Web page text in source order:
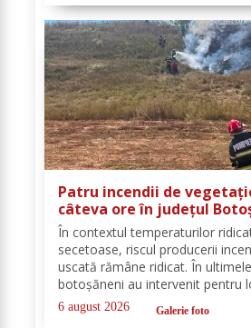
Patru incendii de
câteva ore în județul
a ars un hectar de
În contextul temperaturilor
secetoase, riscul producerii
uscată rămâne ridicat. În
botoșăneni au intervenit pentru
lichidarea a patru incendii de
produse în următoarele localități:
6 august 2026 Galerie foto